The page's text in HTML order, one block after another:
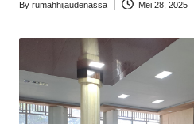
e
n
a
s
Posted
By rumahhijaudenassa Mei 28, 2025